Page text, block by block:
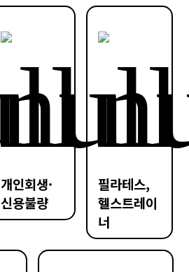
개인회생·
신용불량
필라테스,
헬스트레이
너